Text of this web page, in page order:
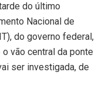
do último
Nacional de
do governo federal,
vão central da ponte
ser investigada, de